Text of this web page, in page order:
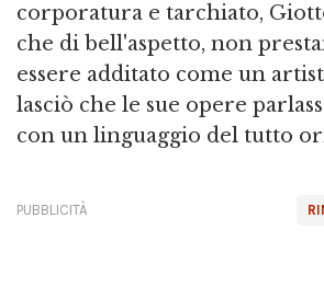
corporatura e tarchiato,
che di bell'aspetto, non
essere additato come un
lasciò che le sue opere
con un linguaggio del tutto
PUBBLICITÀ